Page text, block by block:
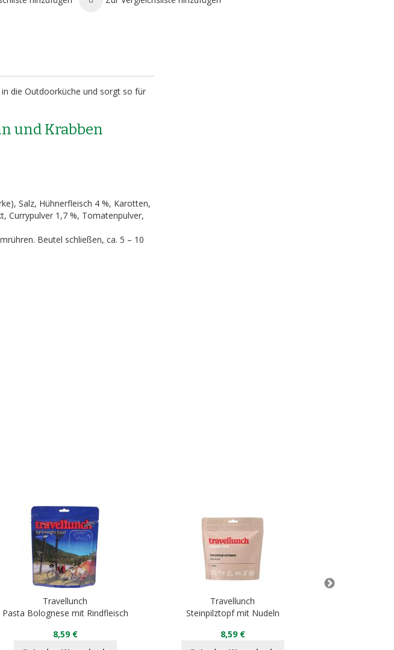
die Outdoorküche und sorgt so für
und Krabben
Salz, Hühnerfleisch 4 %, Karotten,
Currypulver 1,7 %, Tomatenpulver,
Beutel schließen, ca. 5 – 10
Travellunch
Pasta Bolognese mit Rindfleisch
8,59 €
Travellunch
Steinpilztopf mit Nudeln
8,59 €